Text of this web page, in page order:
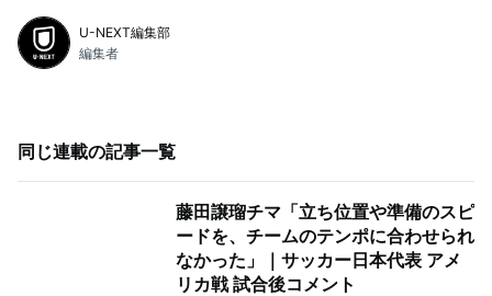
U-NEXT編集部
編集者
同じ連載の記事一覧
藤田譲瑠チマ「立ち位置や準備のスピ
ードを、チームのテンポに合わせられ
なかった」｜サッカー日本代表 アメ
リカ戦 試合後コメント